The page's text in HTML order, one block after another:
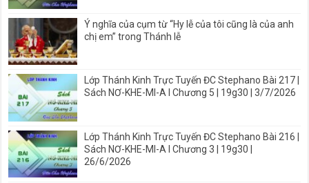
Ý nghĩa của cụm từ “Hy lễ của tôi cũng là của anh
chị em” trong Thánh lễ
Lớp Thánh Kinh Trực Tuyến ĐC Stephano Bài 217 |
Sách NƠ-KHE-MI-A I Chương 5 | 19g30 | 3/7/2026
Lớp Thánh Kinh Trực Tuyến ĐC Stephano Bài 216 |
Sách NƠ-KHE-MI-A I Chương 3 | 19g30 |
26/6/2026